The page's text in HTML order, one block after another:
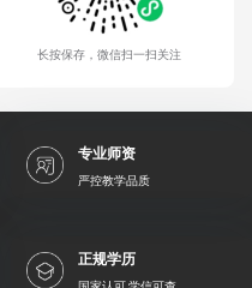
长按保存，微信扫一扫关注
专业师资
严控教学品质
正规学历